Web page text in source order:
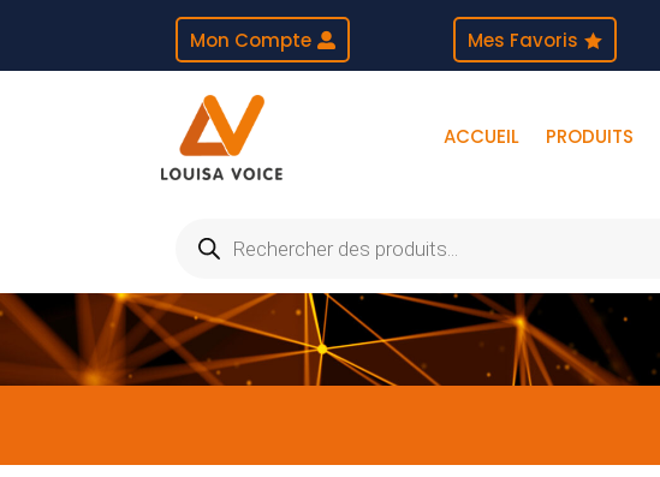
Mon Compte Mes Favoris
ACCUEIL PRODUITS
produits